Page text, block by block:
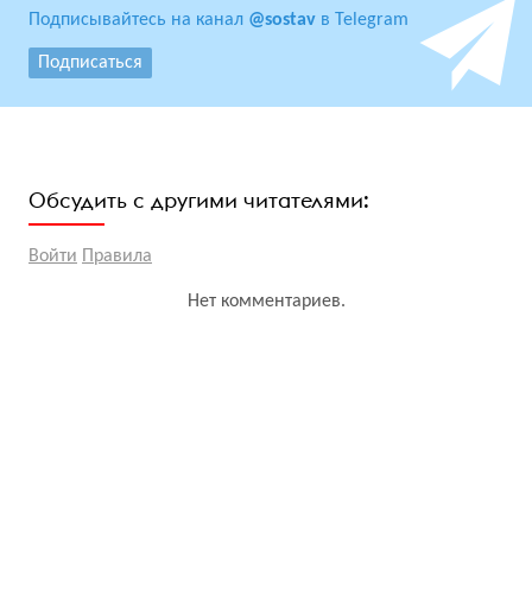
Подписывайтесь на канал @sostav в Telegram
Подписаться
Обсудить с другими читателями:
Войти Правила
Нет комментариев.